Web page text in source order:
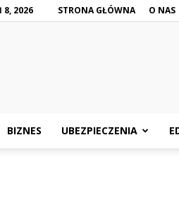
8, 2026 STRONA GŁÓWNA O NAS
BIZNES UBEZPIECZENIA